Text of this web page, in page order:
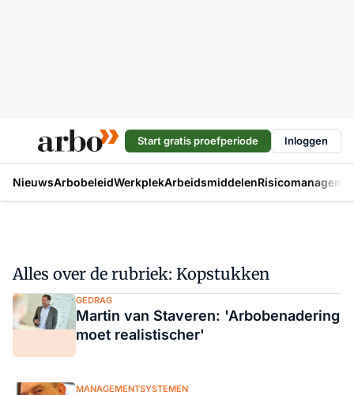
Start gratis proefperiode Inloggen
NieuwsArbobeleidWerkplekArbeidsmiddelen
Alles over de rubriek: Kopstukken
GEDRAG
Martin van Staveren: 'Arbobenadering
moet realistischer'
MANAGEMENTSYSTEMEN